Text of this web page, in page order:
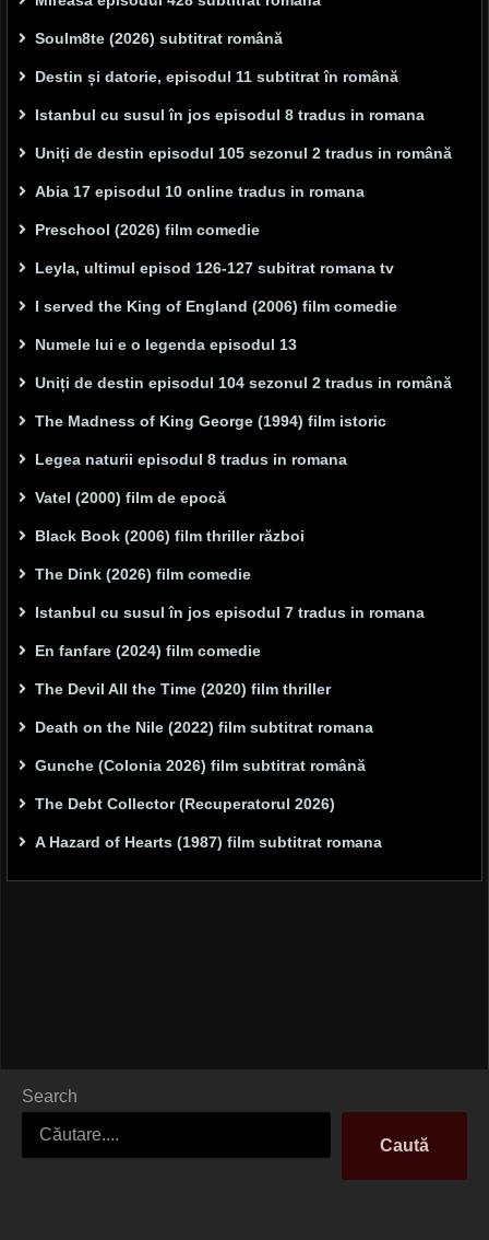
Soulm8te (2026) subtitrat română
Destin și datorie, episodul 11 subtitrat în română
Istanbul cu susul în jos episodul 8 tradus in romana
Uniți de destin episodul 105 sezonul 2 tradus in română
Abia 17 episodul 10 online tradus in romana
Preschool (2026) film comedie
Leyla, ultimul episod 126-127 subitrat romana tv
I served the King of England (2006) film comedie
Numele lui e o legenda episodul 13
Uniți de destin episodul 104 sezonul 2 tradus in română
The Madness of King George (1994) film istoric
Legea naturii episodul 8 tradus in romana
Vatel (2000) film de epocă
Black Book (2006) film thriller război
The Dink (2026) film comedie
Istanbul cu susul în jos episodul 7 tradus in romana
En fanfare (2024) film comedie
The Devil All the Time (2020) film thriller
Death on the Nile (2022) film subtitrat romana
Gunche (Colonia 2026) film subtitrat română
The Debt Collector (Recuperatorul 2026)
A Hazard of Hearts (1987) film subtitrat romana
Search
Caută